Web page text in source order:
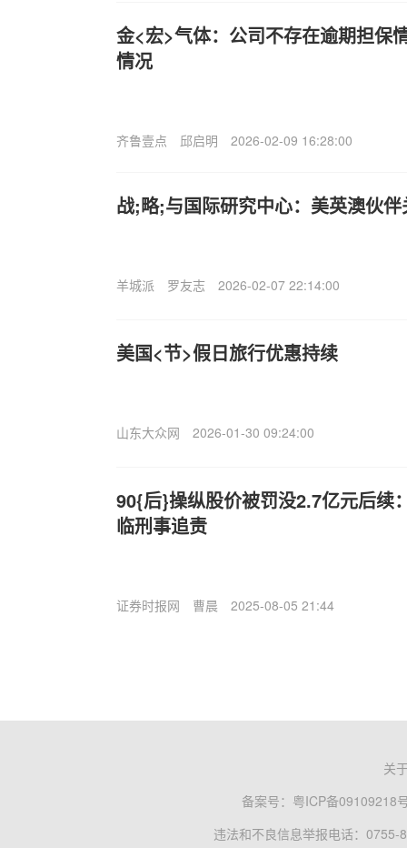
金<宏>气体：公司不存在逾期担保
情况
齐鲁壹点 邱启明 2026-02-09 16:28:00
战;略;与国际研究中心：美英澳伙
羊城派 罗友志 2026-02-07 22:14:00
美国<节>假日旅行优惠持续
山东大众网 2026-01-30 09:24:00
90{后}操纵股价被罚没2.7亿元后续
临刑事追责
证券时报网 曹晨 2025-08-05 21:44
关
备案号： 粤ICP备09109218
违法和不良信息举报电话：0755-